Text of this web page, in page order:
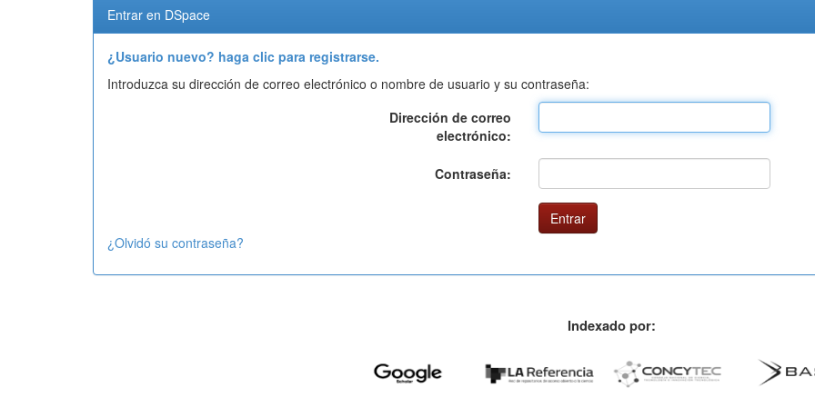
Entrar en DSpace
¿Usuario nuevo? haga clic para registrarse.
Introduzca su dirección de correo electrónico o nombre de usuario y su contraseña:
Dirección de correo
electrónico:
Contraseña:
¿Olvidó su contraseña?
Indexado por: